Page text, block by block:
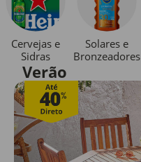
Cervejas e
Sidras
Solares e
Bronzeadores
Verão